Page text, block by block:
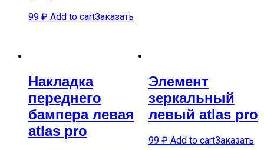
99 ₽ Add to cartЗаказать
Накладка
переднего
бампера левая
atlas pro
Элемент
зеркальный
левый atlas pro
99 ₽ Add to cartЗаказать